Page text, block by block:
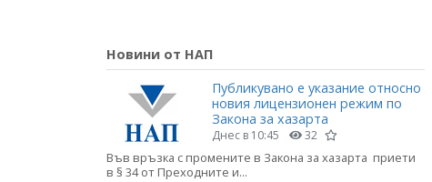
Новини от НАП
Публикувано е указание относно
новия лицензионен режим по
Закона за хазарта
Днес в 10:45 32
Във връзка с промените в Закона за хазарта приети
в § 34 от Преходните и...